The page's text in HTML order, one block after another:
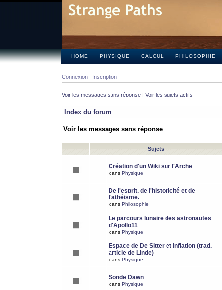
HOME PHYSIQUE CALCUL PHILOSOPHIE
Connexion Inscription
Voir les messages sans réponse | Voir les sujets actifs
Index du forum
Voir les messages sans réponse
Sujets
Création d'un Wiki sur l'Arche
dans Physique
De l'esprit, de l'historicité et de
l'athéisme.
dans Philosophie
Le parcours lunaire des astronautes
d'Apollo11
dans Physique
Espace de De Sitter et inflation (trad.
article de Linde)
dans Physique
Sonde Dawn
dans Physique